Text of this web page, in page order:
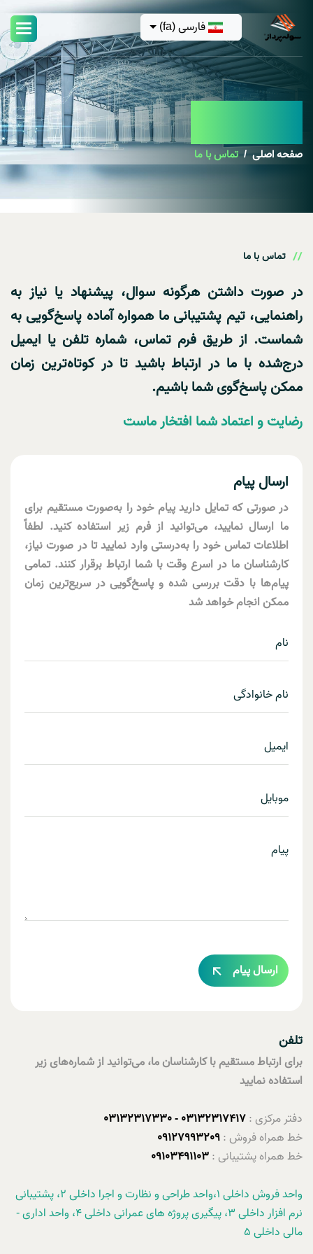
فارسی (fa)
صفحه اصلی تماس با ما
تماس با ما
در صورت داشتن هرگونه سوال، پیشنهاد یا نیاز به
راهنمایی، تیم پشتیبانی ما همواره آماده پاسخ‌گویی به
شماست. از طریق فرم تماس، شماره تلفن یا ایمیل
درج‌شده با ما در ارتباط باشید تا در کوتاه‌ترین زمان
ممکن پاسخ‌گوی شما باشیم.
رضایت و اعتماد شما افتخار ماست
ارسال پیام
در صورتی که تمایل دارید پیام خود را به‌صورت مستقیم برای
ما ارسال نمایید، می‌توانید از فرم زیر استفاده کنید. لطفاً
اطلاعات تماس خود را به‌درستی وارد نمایید تا در صورت نیاز،
کارشناسان ما در اسرع وقت با شما ارتباط برقرار کنند. تمامی
پیام‌ها با دقت بررسی شده و پاسخ‌گویی در سریع‌ترین زمان
ممکن انجام خواهد شد
ارسال پیام
تلفن
برای ارتباط مستقیم با کارشناسان ما، می‌توانید از شماره‌های زیر
استفاده نمایید
دفتر مرکزی :03132317417 - 03132317330
خط همراه فروش :09127993209
خط همراه پشتیبانی :09103491103
واحد فروش داخلی 1،واحد طراحی و نظارت و اجرا داخلی 2، پشتيبانی
نرم افزار داخلی 3، پيگيری پروژه های عمرانی داخلی 4، واحد اداری -
مالی داخلی 5